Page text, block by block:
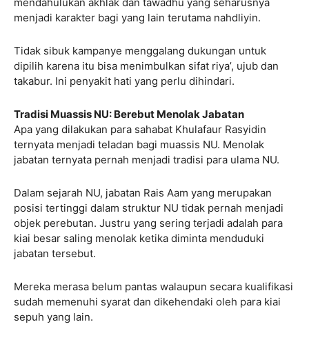
menjadi karakter bagi yang lain terutama nahdliyin.
Tidak sibuk kampanye menggalang dukungan untuk
dipilih karena itu bisa menimbulkan sifat riya’, ujub dan
takabur. Ini penyakit hati yang perlu dihindari.
Tradisi Muassis NU: Berebut Menolak Jabatan
Apa yang dilakukan para sahabat Khulafaur Rasyidin
ternyata menjadi teladan bagi muassis NU. Menolak
jabatan ternyata pernah menjadi tradisi para ulama NU.
Dalam sejarah NU, jabatan Rais Aam yang merupakan
posisi tertinggi dalam struktur NU tidak pernah menjadi
objek perebutan. Justru yang sering terjadi adalah para
kiai besar saling menolak ketika diminta menduduki
jabatan tersebut.
Mereka merasa belum pantas walaupun secara kualifikasi
sudah memenuhi syarat dan dikehendaki oleh para kiai
sepuh yang lain.